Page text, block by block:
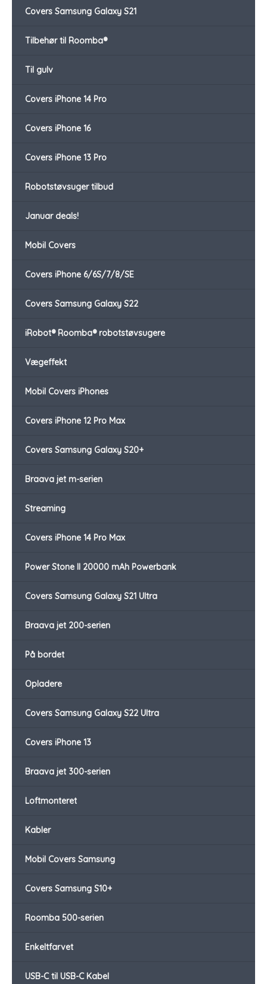
Covers Samsung Galaxy S21
Tilbehør til Roomba®
Til gulv
Covers iPhone 14 Pro
Covers iPhone 16
Covers iPhone 13 Pro
Robotstøvsuger tilbud
Januar deals!
Mobil Covers
Covers iPhone 6/6S/7/8/SE
Covers Samsung Galaxy S22
iRobot® Roomba® robotstøvsugere
Vægeffekt
Mobil Covers iPhones
Covers iPhone 12 Pro Max
Covers Samsung Galaxy S20+
Braava jet m-serien
Streaming
Covers iPhone 14 Pro Max
Power Stone II 20000 mAh Powerbank
Covers Samsung Galaxy S21 Ultra
Braava jet 200-serien
På bordet
Opladere
Covers Samsung Galaxy S22 Ultra
Covers iPhone 13
Braava jet 300-serien
Loftmonteret
Kabler
Mobil Covers Samsung
Covers Samsung S10+
Roomba 500-serien
Enkeltfarvet
USB-C til USB-C Kabel